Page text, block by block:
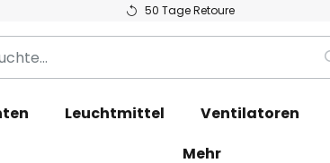
50 Tage Retoure
Leuchtmittel Ventilatoren
Mehr